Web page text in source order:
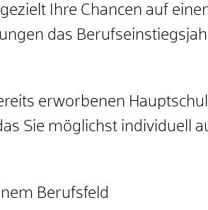
Ihre Chancen auf
das
erworbenen
Sie möglichst individuell
Berufsfeld